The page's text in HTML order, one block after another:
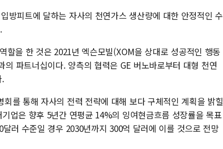
방피트에 달하는 자사의 천연가스 생산량에 대한 안정적인 수
할을 한 것은 2021년 엑슨모빌(XOM을 상대로 성공적인 행동
파트너십이다. 양측의 협력은 GE 버노바로부터 대형 천연
.
를 통해 자사의 전력 전략에 대해 보다 구체적인 계획을 밝힐
업은 향후 5년간 연평균 14%의 잉여현금흐름 성장률을 목표
러 수준일 경우 2030년까지 300억 달러에 이를 것으로 전망